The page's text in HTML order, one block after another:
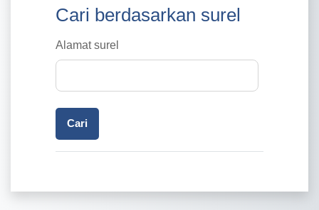
Cari berdasarkan surel
Cari berdasarkan surel
Alamat surel